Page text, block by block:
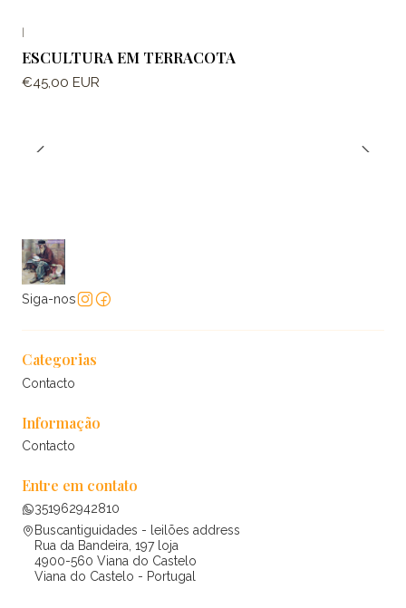
ESCULTURA EM TERRACOTA
€45,00 EUR
Siga-nos
Categorias
Contacto
Informação
Contacto
Entre em contato
351962942810
Buscantiguidades - leilões address
Rua da Bandeira, 197 loja
4900-560 Viana do Castelo
Viana do Castelo - Portugal